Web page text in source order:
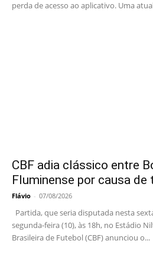
perda de acesso ao aplicativo. Uma
CBF adia clássico entre
Fluminense por causa de
Flávio - 07/08/2026
Partida, que seria disputada nesta
segunda-feira (10), às 18h, no Estádio
Brasileira de Futebol (CBF) anunciou o...